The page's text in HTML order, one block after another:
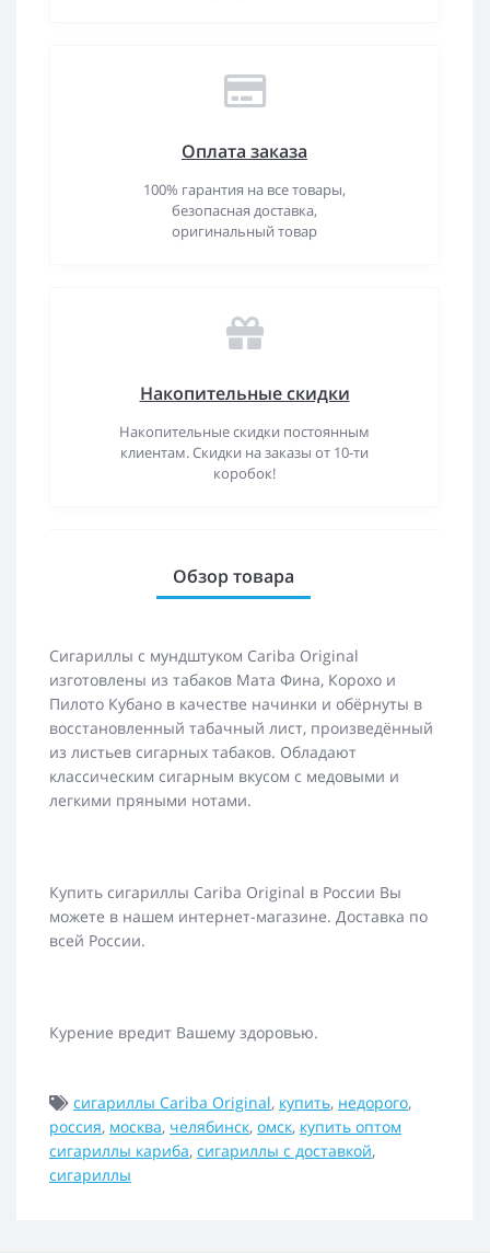
Оплата заказа
100% гарантия на все товары,
безопасная доставка,
оригинальный товар
Накопительные скидки
Накопительные скидки постоянным
клиентам. Скидки на заказы от 10-ти
коробок!
Обзор товара
Сигариллы с мундштуком Cariba Original
изготовлены из табаков Мата Фина, Корохо и
Пилото Кубано в качестве начинки и обёрнуты в
восстановленный табачный лист, произведённый
из листьев сигарных табаков. Обладают
классическим сигарным вкусом с медовыми и
легкими пряными нотами.
Купить сигариллы Cariba Original в России Вы
можете в нашем интернет-магазине. Доставка по
всей России.
Курение вредит Вашему здоровью.
сигариллы Cariba Original, купить, недорого,
россия, москва, челябинск, омск, купить оптом
сигариллы кариба, сигариллы с доставкой,
сигариллы